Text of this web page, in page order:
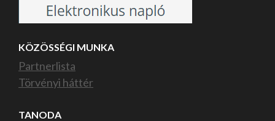
KÖZÖSSÉGI MUNKA
Partnerlista
Törvényi háttér
TANODA